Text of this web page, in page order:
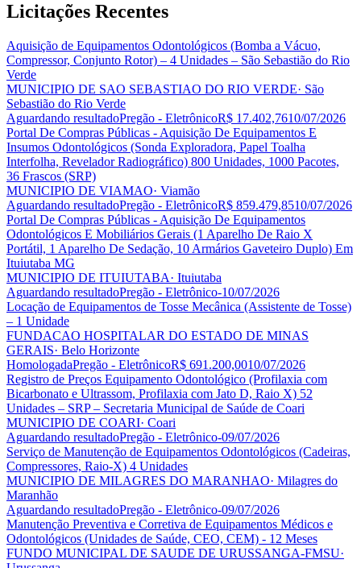
Licitações Recentes
Aquisição de Equipamentos Odontológicos (Bomba a Vácuo,
Compressor, Conjunto Rotor) – 4 Unidades – São Sebastião do Rio
Verde
MUNICIPIO DE SAO SEBASTIAO DO RIO VERDE· São
Sebastião do Rio Verde
Aguardando resultadoPregão - EletrônicoR$ 17.402,7610/07/2026
Portal De Compras Públicas - Aquisição De Equipamentos E
Insumos Odontológicos (Sonda Exploradora, Papel Toalha
Interfolha, Revelador Radiográfico) 800 Unidades, 1000 Pacotes,
36 Frascos (SRP)
MUNICIPIO DE VIAMAO· Viamão
Aguardando resultadoPregão - EletrônicoR$ 859.479,8510/07/2026
Portal De Compras Públicas - Aquisição De Equipamentos
Odontológicos E Mobiliários Gerais (1 Aparelho De Raio X
Portátil, 1 Aparelho De Sedação, 10 Armários Gaveteiro Duplo) Em
Ituiutaba MG
MUNICIPIO DE ITUIUTABA· Ituiutaba
Aguardando resultadoPregão - Eletrônico-10/07/2026
Locação de Equipamentos de Tosse Mecânica (Assistente de Tosse)
– 1 Unidade
FUNDACAO HOSPITALAR DO ESTADO DE MINAS
GERAIS· Belo Horizonte
HomologadaPregão - EletrônicoR$ 691.200,0010/07/2026
Registro de Preços Equipamento Odontológico (Profilaxia com
Bicarbonato e Ultrassom, Profilaxia com Jato D, Raio X) 52
Unidades – SRP – Secretaria Municipal de Saúde de Coari
MUNICIPIO DE COARI· Coari
Aguardando resultadoPregão - Eletrônico-09/07/2026
Serviço de Manutenção de Equipamentos Odontológicos (Cadeiras,
Compressores, Raio-X) 4 Unidades
MUNICIPIO DE MILAGRES DO MARANHAO· Milagres do
Maranhão
Aguardando resultadoPregão - Eletrônico-09/07/2026
Manutenção Preventiva e Corretiva de Equipamentos Médicos e
Odontológicos (Unidades de Saúde, CEO, CEM) - 12 Meses
FUNDO MUNICIPAL DE SAUDE DE URUSSANGA-FMSU·